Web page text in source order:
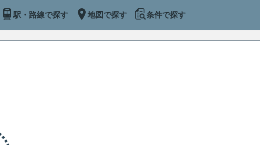
駅・路線で探す 地図で探す 条件で探す